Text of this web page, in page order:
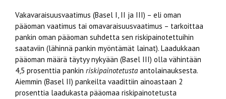
Vakavaraisuusvaatimus (Basel I, II ja III) – eli oman
pääoman vaatimus tai omavaraisuusvaatimus – tarkoittaa
pankin oman pääoman suhdetta sen riskipainotettuihin
saataviin (lähinnä pankin myöntämät lainat). Laadukkaan
pääoman määrä täytyy nykyään (Basel III) olla vähintään
4,5 prosenttia pankin riskipainotetusta antolainauksesta.
Aiemmin (Basel II) pankeilta vaadittiin ainoastaan 2
prosenttia laadukasta pääomaa riskipainotetusta